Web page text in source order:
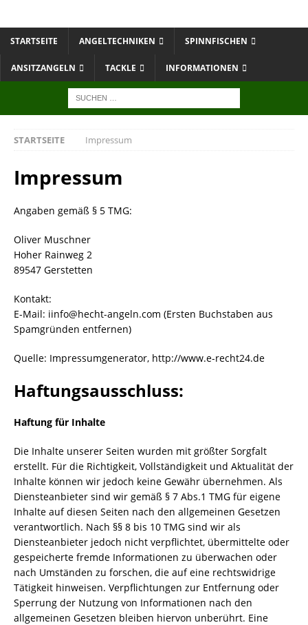
STARTSEITE ANGELTECHNIKEN SPINNFISCHEN
ANSITZANGELN TACKLE INFORMATIONEN
STARTSEITE Impressum
Impressum
Angaben gemäß § 5 TMG:
Oliver Muschner
Hoher Rainweg 2
89547 Gerstetten
Kontakt:
E-Mail: iinfo@hecht-angeln.com (Ersten Buchstaben aus
Spamgründen entfernen)
Quelle: Impressumgenerator, http://www.e-recht24.de
Haftungsausschluss:
Haftung für Inhalte
Die Inhalte unserer Seiten wurden mit größter Sorgfalt
erstellt. Für die Richtigkeit, Vollständigkeit und Aktualität der
Inhalte können wir jedoch keine Gewähr übernehmen. Als
Diensteanbieter sind wir gemäß § 7 Abs.1 TMG für eigene
Inhalte auf diesen Seiten nach den allgemeinen Gesetzen
verantwortlich. Nach §§ 8 bis 10 TMG sind wir als
Diensteanbieter jedoch nicht verpflichtet, übermittelte oder
gespeicherte fremde Informationen zu überwachen oder
nach Umständen zu forschen, die auf eine rechtswidrige
Tätigkeit hinweisen. Verpflichtungen zur Entfernung oder
Sperrung der Nutzung von Informationen nach den
allgemeinen Gesetzen bleiben hiervon unberührt. Eine